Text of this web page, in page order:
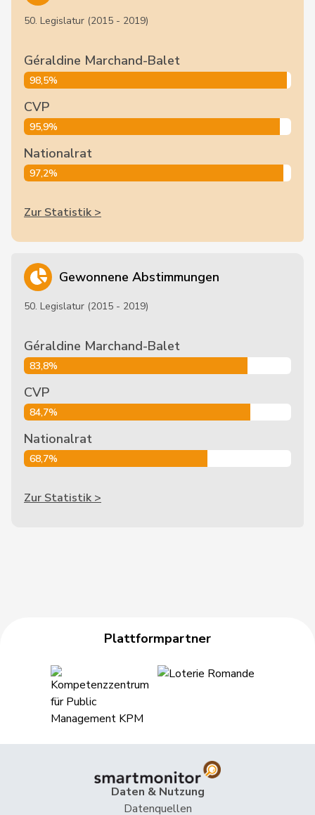
50. Legislatur (2015 - 2019)
Géraldine Marchand-Balet
98,5%
CVP
95,9%
Nationalrat
97,2%
Zur Statistik >
Gewonnene Abstimmungen
50. Legislatur (2015 - 2019)
Géraldine Marchand-Balet
83,8%
CVP
84,7%
Nationalrat
68,7%
Zur Statistik >
Plattformpartner
Daten & Nutzung
Datenquellen